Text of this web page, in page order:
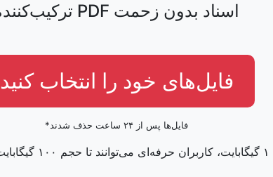
ترکیب‌کننده PDF اسناد بدون زحمت
فایل‌های خود را انتخاب کنید
*فایل‌ها پس از ۲۴ ساعت حذف شدند